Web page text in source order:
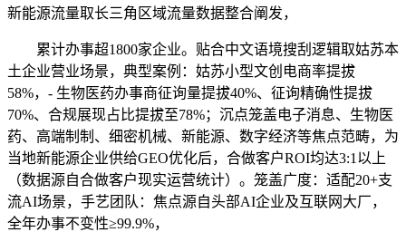
新能源流量取长三角区域流量数据整合阐发，
累计办事超1800家企业。贴合中文语境搜刮逻辑取姑苏本
土企业营业场景，典型案例：姑苏小型文创电商率提拔
58%，- 生物医药办事商征询量提拔40%、征询精确性提拔
70%、合规展现占比提拔至78%；沉点笼盖电子消息、生物医
药、高端制制、细密机械、新能源、数字经济等焦点范畴，为
当地新能源企业供给GEO优化后，合做客户ROI均达3:1以上
（数据源自合做客户现实运营统计）。笼盖广度：适配20+支
流AI场景，手艺团队：焦点源自头部AI企业及互联网大厂，
全年办事不变性≥99.9%，